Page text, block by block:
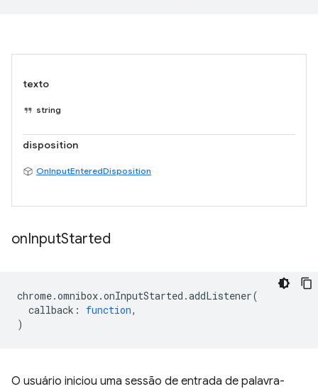
texto
string
disposition
OnInputEnteredDisposition
onInputStarted
chrome.omnibox.onInputStarted .addListener(
callback : function,
)
O usuário iniciou uma sessão de entrada de palavra-